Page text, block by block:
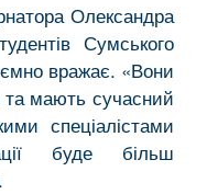
Олександра
Сумського
вражає. «Вони
та мають сучасний
спеціалістами
буде більш